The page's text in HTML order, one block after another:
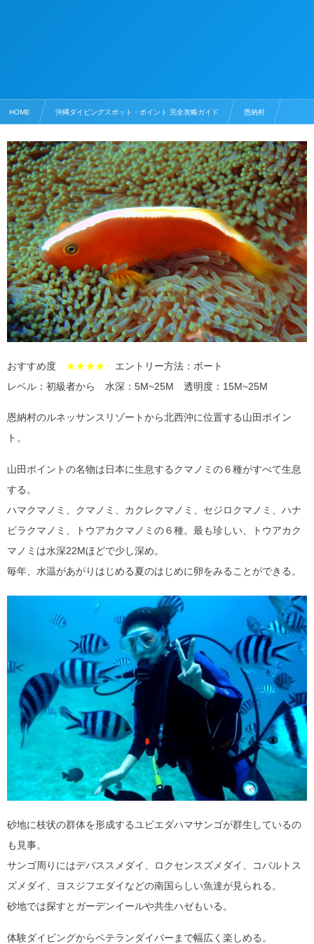
HOME 沖縄ダイビングスポット・ポイント 完全攻略ガイド 恩納村
おすすめ度 ★★★★ エントリー方法：ボート
レベル：初級者から 水深：5M~25M 透明度：15M~25M
恩納村のルネッサンスリゾートから北西沖に位置する山田ポイン
ト。
山田ポイントの名物は日本に生息するクマノミの６種がすべて生息
する。
ハマクマノミ、クマノミ、カクレクマノミ、セジロクマノミ、ハナ
ビラクマノミ、トウアカクマノミの６種。最も珍しい、トウアカク
マノミは水深22Mほどで少し深め。
毎年、水温があがりはじめる夏のはじめに卵をみることができる。
砂地に枝状の群体を形成するユビエダハマサンゴが群生しているの
も見事。
サンゴ周りにはデバススメダイ、ロクセンスズメダイ、コバルトス
ズメダイ、ヨスジフエダイなどの南国らしい魚達が見られる。
砂地では探すとガーデンイールや共生ハゼもいる。
体験ダイビングからベテランダイバーまで幅広く楽しめる。